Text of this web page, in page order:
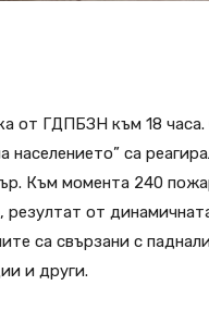
от ГДПБЗН към 18 часа.
са
Към момента 240
резултат от
са свързани с
и други.